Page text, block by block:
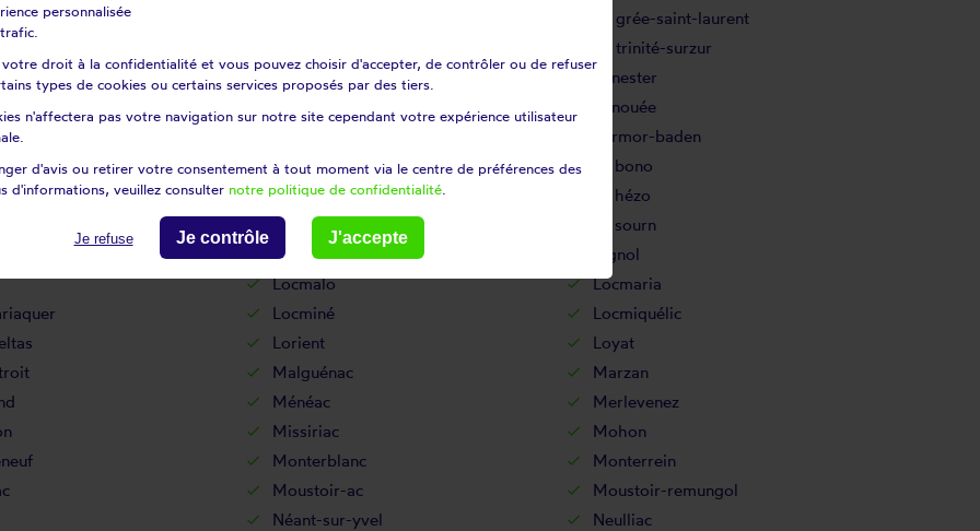
helléan
La grée-saint-laurent
La trinité-surzur
Landévant
Lanester
Languidic
Lanouée
Larmor-baden
Lauzach
Le bono
Le guerno
Le hézo
Le saint
Le sourn
Les fougerêts
Lignol
Locmalo
Locmaria
Locminé
Locmiquélic
Lorient
Loyat
Malguénac
Marzan
Ménéac
Merlevenez
Missiriac
Mohon
Monterblanc
Monterrein
Moustoir-ac
Moustoir-remungol
Néant-sur-yvel
Neulliac
personnalisée
votre droit à la confidentialité et vous pouvez choisir d'accepter, de contrôler ou de refuser
types de cookies ou certains services proposés par des tiers.
n'affectera pas votre navigation sur notre site cependant votre expérience utilisateur
d'avis ou retirer votre consentement à tout moment via le centre de préférences des
d'informations, veuillez consulter notre politique de confidentialité
Je refuse Je contrôle J'accepte